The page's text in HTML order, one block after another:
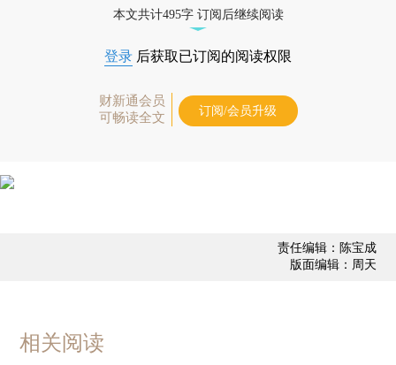
本文共计495字 订阅后继续阅读
登录 后获取已订阅的阅读权限
财新通会员
可畅读全文
订阅/会员升级
责任编辑：陈宝成
版面编辑：周天
相关阅读